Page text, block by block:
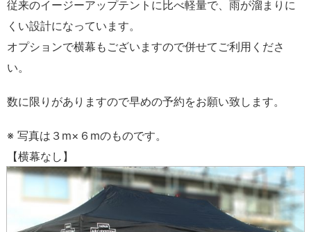
従来のイージーアップテントに比べ軽量で、雨が溜まりに
くい設計になっています。
オプションで横幕もございますので併せてご利用くださ
い。
数に限りがありますので早めの予約をお願い致します。
※ 写真は３m×６mのものです。
【横幕なし】